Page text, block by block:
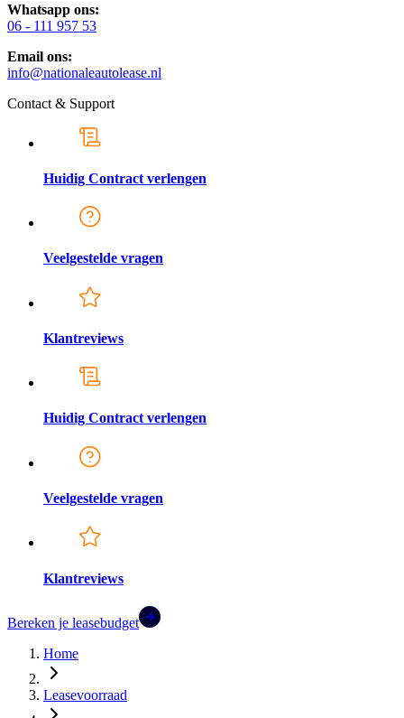
Whatsapp ons:
06 - 111 957 53
Email ons:
info@nationaleautolease.nl
Contact & Support
Huidig Contract verlengen
Veelgestelde vragen
Klantreviews
Huidig Contract verlengen
Veelgestelde vragen
Klantreviews
Bereken je leasebudget
Home
Leasevoorraad